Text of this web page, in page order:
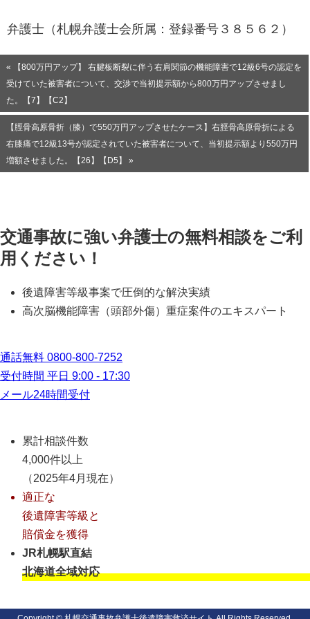
弁護士（札幌弁護士会所属：登録番号３８５６２）
« 【800万円アップ】 右腱板断裂に伴う右肩関節の機能障害で12級6号の認定を
受けていた被害者について、交渉で当初提示額から800万円アップさせまし
た。【7】【C2】
【脛骨高原骨折（膝）で550万円アップさせたケース】右脛骨高原骨折による
右膝痛で12級13号が認定されていた被害者について、当初提示額より550万円
増額させました。【26】【D5】 »
交通事故に強い弁護士の無料相談をご利
用ください！
後遺障害等級事案で圧倒的な解決実績
高次脳機能障害（頭部外傷）重症案件のエキスパート
通話無料 0800-800-7252
受付時間 平日 9:00 - 17:30
メール24時間受付
累計相談件数
4,000件以上
（2025年4月現在）
適正な
後遺障害等級と
賠償金を獲得
JR札幌駅直結
北海道全域対応